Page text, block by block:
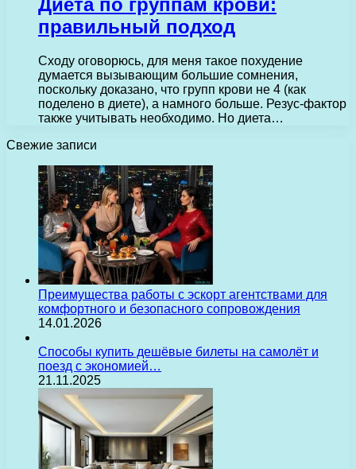
правильный подход
Сходу оговорюсь, для меня такое похудение
думается вызывающим большие сомнения,
поскольку доказано, что групп крови не 4 (как
поделено в диете), а намного больше. Резус-фактор
также учитывать необходимо. Но диета…
Свежие записи
Преимущества работы с эскорт агентствами для
комфортного и безопасного сопровождения
14.01.2026
Способы купить дешёвые билеты на самолёт и
поезд с экономией…
21.11.2025